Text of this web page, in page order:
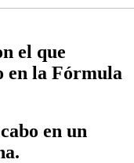
el que
en la Fórmula
en un